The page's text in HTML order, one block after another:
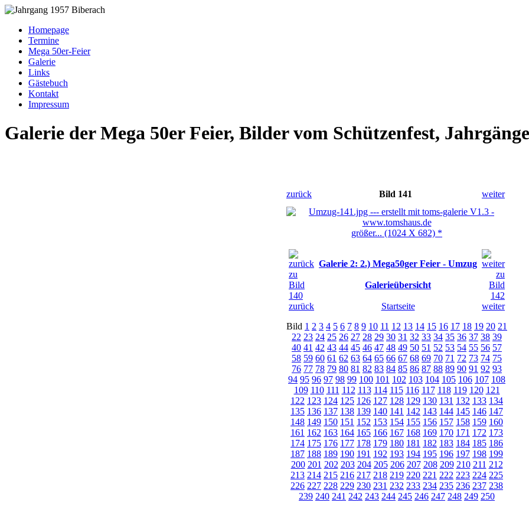
Homepage
Termine
Mega 50er-Feier
Galerie
Links
Gästebuch
Kontakt
Impressum
Galerie der Mega 50er Feier, Bilder vom Schützenfest,
zurück Bild 141 weiter
größer... (1024 X 682) *
zurück
Galerie 2: 2.) Mega50ger Feier - Umzug
Galerieübersicht
Startseite
weiter
Bild 1 2 3 4 5 6 7 8 9 10 11 12 13 14 15 16 17 18 19 20 21
22 23 24 25 26 27 28 29 30 31 32 33 34 35 36 37 38 39
40 41 42 43 44 45 46 47 48 49 50 51 52 53 54 55 56 57
58 59 60 61 62 63 64 65 66 67 68 69 70 71 72 73 74 75
76 77 78 79 80 81 82 83 84 85 86 87 88 89 90 91 92 93
94 95 96 97 98 99 100 101 102 103 104 105 106 107 108
109 110 111 112 113 114 115 116 117 118 119 120 121
122 123 124 125 126 127 128 129 130 131 132 133 134
135 136 137 138 139 140 141 142 143 144 145 146 147
148 149 150 151 152 153 154 155 156 157 158 159 160
161 162 163 164 165 166 167 168 169 170 171 172 173
174 175 176 177 178 179 180 181 182 183 184 185 186
187 188 189 190 191 192 193 194 195 196 197 198 199
200 201 202 203 204 205 206 207 208 209 210 211 212
213 214 215 216 217 218 219 220 221 222 223 224 225
226 227 228 229 230 231 232 233 234 235 236 237 238
239 240 241 242 243 244 245 246 247 248 249 250